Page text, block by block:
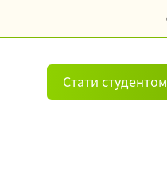
Стати студентом